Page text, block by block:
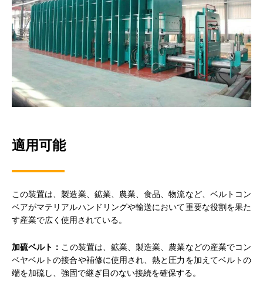
適用可能
この装置は、製造業、鉱業、農業、食品、物流など、ベルトコン
ベアがマテリアルハンドリングや輸送において重要な役割を果た
す産業で広く使用されている。
加硫ベルト： この装置は、鉱業、製造業、農業などの産業でコン
ベヤベルトの接合や補修に使用され、熱と圧力を加えてベルトの
端を加硫し、強固で継ぎ目のない接続を確保する。